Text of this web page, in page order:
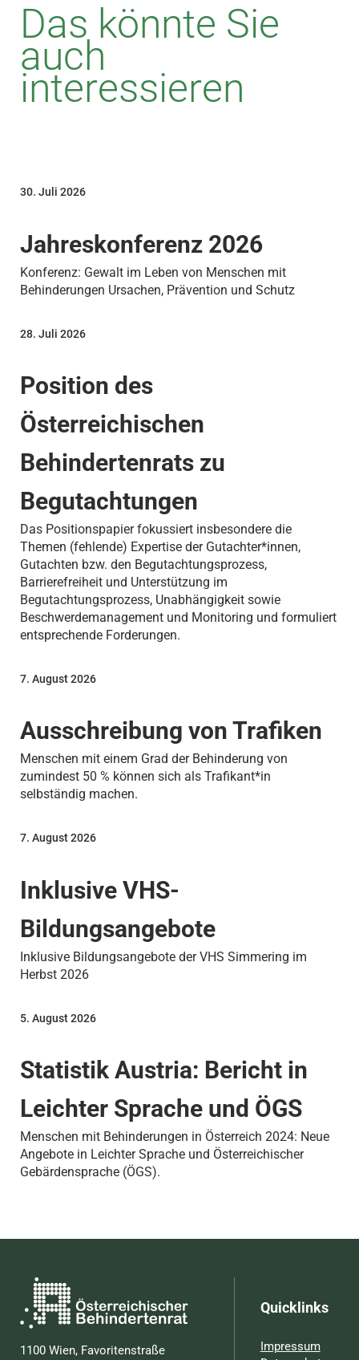
Das könnte Sie
auch
interessieren
Jahreskonferenz 2026
30. Juli 2026
Konferenz: Gewalt im Leben von Menschen mit
Behinderungen Ursachen, Prävention und Schutz
Position des
Österreichischen
Behindertenrats zu
Begutachtungen
28. Juli 2026
Das Positionspapier fokussiert insbesondere die
Themen (fehlende) Expertise der Gutachter*innen,
Gutachten bzw. den Begutachtungsprozess,
Barrierefreiheit und Unterstützung im
Begutachtungsprozess, Unabhängigkeit sowie
Beschwerdemanagement und Monitoring und formuliert
entsprechende Forderungen.
Ausschreibung von Trafiken
7. August 2026
Menschen mit einem Grad der Behinderung von
zumindest 50 % können sich als Trafikant*in
selbständig machen.
Inklusive VHS-
Bildungsangebote
7. August 2026
Inklusive Bildungsangebote der VHS Simmering im
Herbst 2026
Statistik Austria: Bericht in
Leichter Sprache und ÖGS
5. August 2026
Menschen mit Behinderungen in Österreich 2024: Neue
Angebote in Leichter Sprache und Österreichischer
Gebärdensprache (ÖGS).
1100 Wien, Favoritenstraße
Quicklinks
Impressum